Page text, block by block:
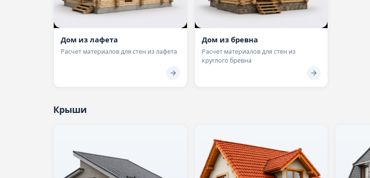
Дом из лафета
Расчет материалов для стен из лафета
Дом из бревна
Расчет материалов для стен из
круглого бревна
Крыши